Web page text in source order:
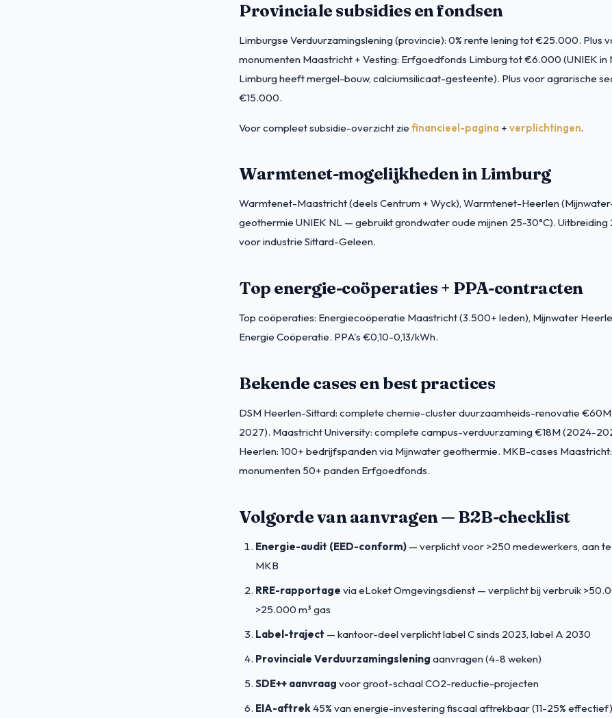
Provinciale subsidies en fondsen
Limburgse Verduurzamingslening (provincie): 0% rente lening tot €25.000. Plus
monumenten Maastricht + Vesting: Erfgoedfonds Limburg tot €6.000 (UNIEK in
Limburg heeft mergel-bouw, calciumsilicaat-gesteente). Plus voor agrarische
€15.000.
Voor compleet subsidie-overzicht ziefinancieel-pagina +verplichtingen.
Warmtenet-mogelijkheden in Limburg
Warmtenet-Maastricht (deels Centrum + Wyck), Warmtenet-Heerlen
geothermie UNIEK NL — gebruikt grondwater oude mijnen 25-30°C).
voor industrie Sittard-Geleen.
Top energie-coöperaties + PPA-contracten
Top coöperaties: Energiecoöperatie Maastricht (3.500+ leden), Mijnwater
Energie Coöperatie. PPA's €0,10-0,13/kWh.
Bekende cases en best practices
DSM Heerlen-Sittard: complete chemie-cluster duurzaamheids-renovatie
2027). Maastricht University: complete campus-verduurzaming €18M (2024-
Heerlen: 100+ bedrijfspanden via Mijnwater geothermie. MKB-cases
monumenten 50+ panden Erfgoedfonds.
Volgorde van aanvragen — B2B-checklist
Energie-audit (EED-conform) — verplicht voor >250 medewerkers, aan
MKB
RRE-rapportage via eLoket Omgevingsdienst — verplicht bij verbruik
>25.000 m³ gas
Label-traject — kantoor-deel verplicht label C sinds 2023, label A 2030
Provinciale Verduurzamingslening aanvragen (4-8 weken)
SDE++ aanvraag voor groot-schaal CO2-reductie-projecten
EIA-aftrek45% van energie-investering fiscaal aftrekbaar (11-25% effectief)